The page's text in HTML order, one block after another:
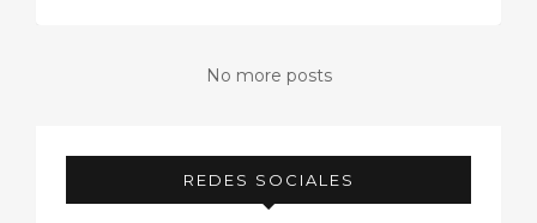
No more posts
REDES SOCIALES